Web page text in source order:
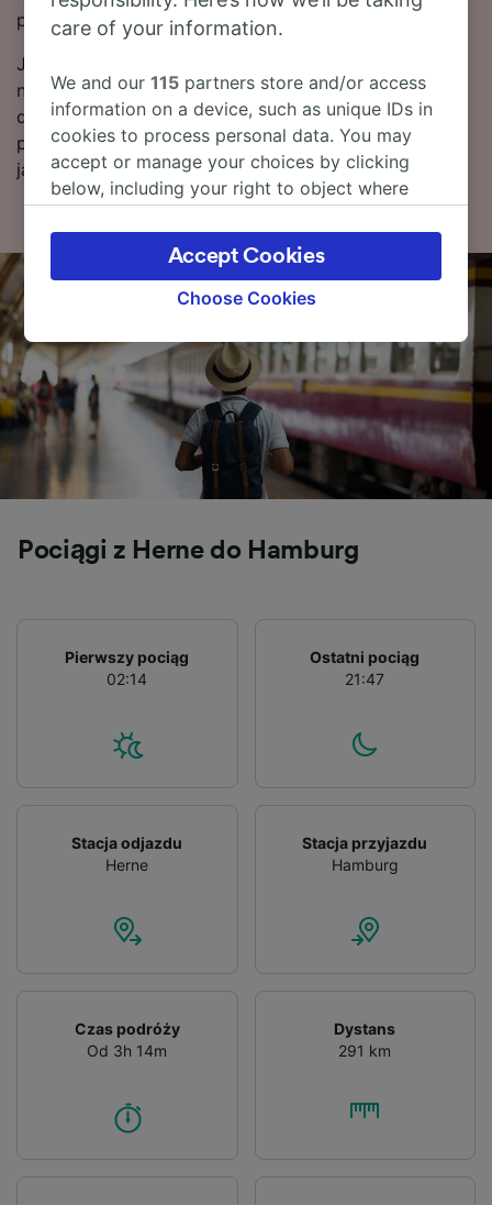
planowania podróży.
Jeśli chcesz dokonać rezerwacji, już dziś poszukaj w
naszym serwisie tanich biletów kolejowych. Czytaj
dalej, aby znaleźć więcej informacji na temat podróży
pociągiem do stacji Hamburg, w tym nasz rozkład
jazdy zawierający pierwszy i ostatni kurs.
Pociągi z Herne do Hamburg
Pierwszy pociąg
02:14
Ostatni pociąg
21:47
Stacja odjazdu
Herne
Stacja przyjazdu
Hamburg
Czas podróży
Od 3h 14m
Dystans
291 km
care of your information.
We and our115 partners store and/or access
information on a device, such as unique IDs in
cookies to process personal data. You may
accept or manage your choices by clicking
below, including your right to object where
the privacy policy page. These choices will be
signaled to our partners and will not affect
browsing data. Your data will not be used for
track you.
We and our partners process data to provide:
Use precise geolocation data. Actively scan
device characteristics for identification. Store
and/or access information on a device.
Personalised advertising and content,
advertising and content measurement,
List of Partners
Choose Cookies
Accept Cookies